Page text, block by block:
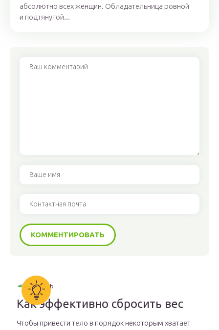
абсолютно всех женщин. Обладательница ровной
и подтянутой...
Как эффективно сбросить вес
Чтобы привести тело в порядок некоторым хватает